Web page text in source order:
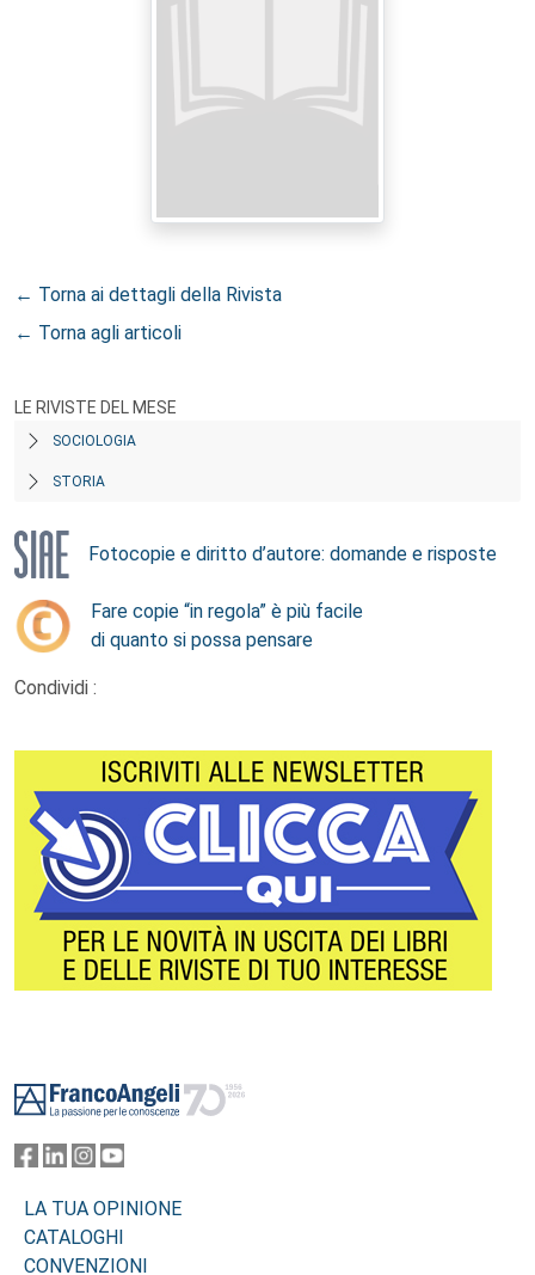
← Torna ai dettagli della Rivista
← Torna agli articoli
LE RIVISTE DEL MESE
SOCIOLOGIA
STORIA
Fotocopie e diritto d’autore: domande e risposte
Fare copie “in regola” è più facile
di quanto si possa pensare
Condividi :
LA TUA OPINIONE
CATALOGHI
CONVENZIONI